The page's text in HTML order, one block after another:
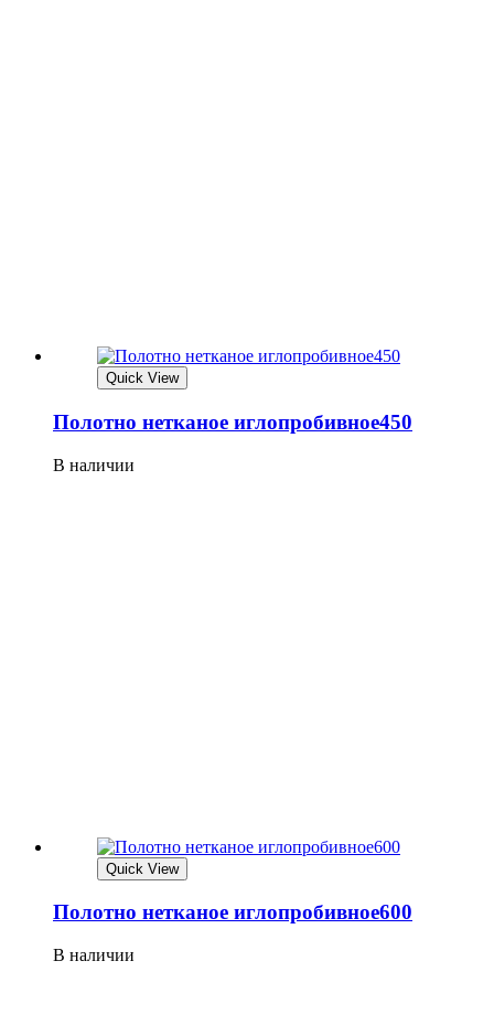
Quick View
Полотно нетканое иглопробивное450
В наличии
Quick View
Полотно нетканое иглопробивное600
В наличии